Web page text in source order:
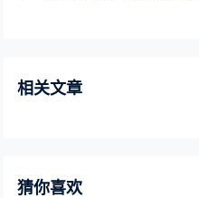
相关文章
猜你喜欢